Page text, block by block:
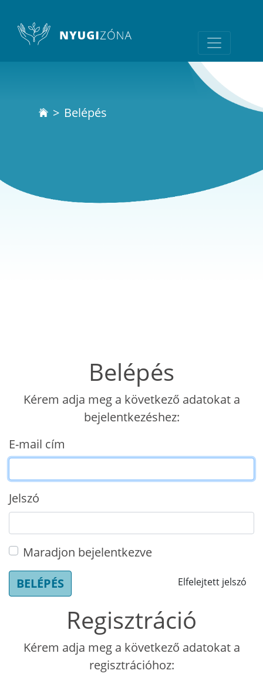
Belépés
Belépés
Kérem adja meg a következő adatokat a
bejelentkezéshez:
E-mail cím
Jelszó
Maradjon bejelentkezve
BELÉPÉS
Elfelejtett jelszó
Regisztráció
Kérem adja meg a következő adatokat a
regisztrációhoz: